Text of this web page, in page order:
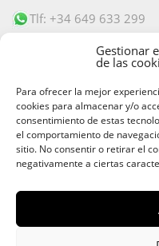
Gestionar
de las
Para ofrecer la mejor
cookies para almacenar y/o
consentimiento de estas
el comportamiento de
sitio. No consentir o retirar el
negativamente a ciertas
Tlf: +34 649 633 299
SECURE PAYMENT